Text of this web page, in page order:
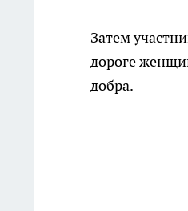
Затем
дороге
добра.